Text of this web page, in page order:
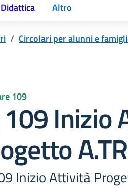
Didattica Altro
Circolari per alunni e
109
109 Inizio
Inizio Attività